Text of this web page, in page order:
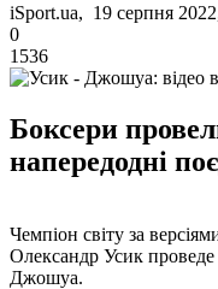
iSport.ua, 19 серпня
0
1536
Боксери
напередодні
Чемпіон світу за
Олександр Усик
Джошуа.